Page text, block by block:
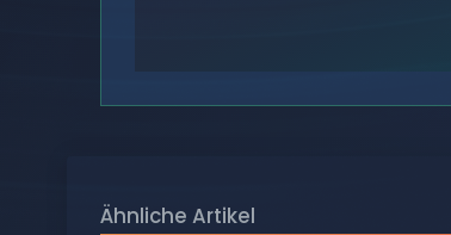
Ähnliche Artikel